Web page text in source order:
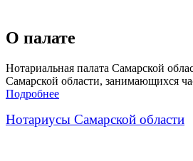
О палате
Нотариальная палата Самарской
Самарской области, занимающихся
Подробнее
Нотариусы Самарской области